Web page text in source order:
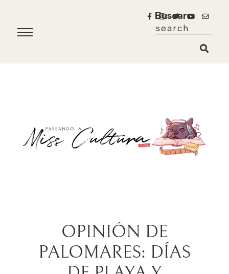
Buscar
OPINIÓN DE
PALOMARES: DÍAS